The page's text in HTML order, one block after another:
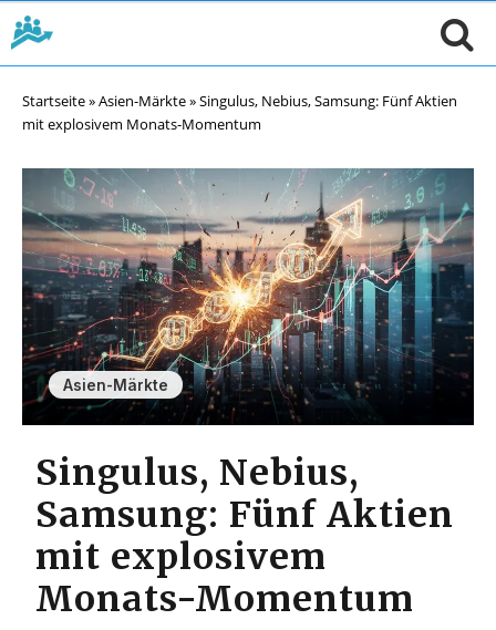
Startseite»Asien-Märkte»Singulus, Nebius, Samsung: Fünf Aktien
mit explosivem Monats-Momentum
Asien-Märkte
Singulus, Nebius,
Samsung: Fünf Aktien
mit explosivem
Monats-Momentum